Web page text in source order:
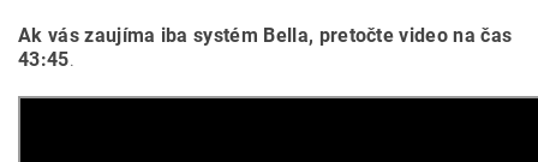
Ak vás zaujíma iba systém Bella, pretočte video na čas
43:45.